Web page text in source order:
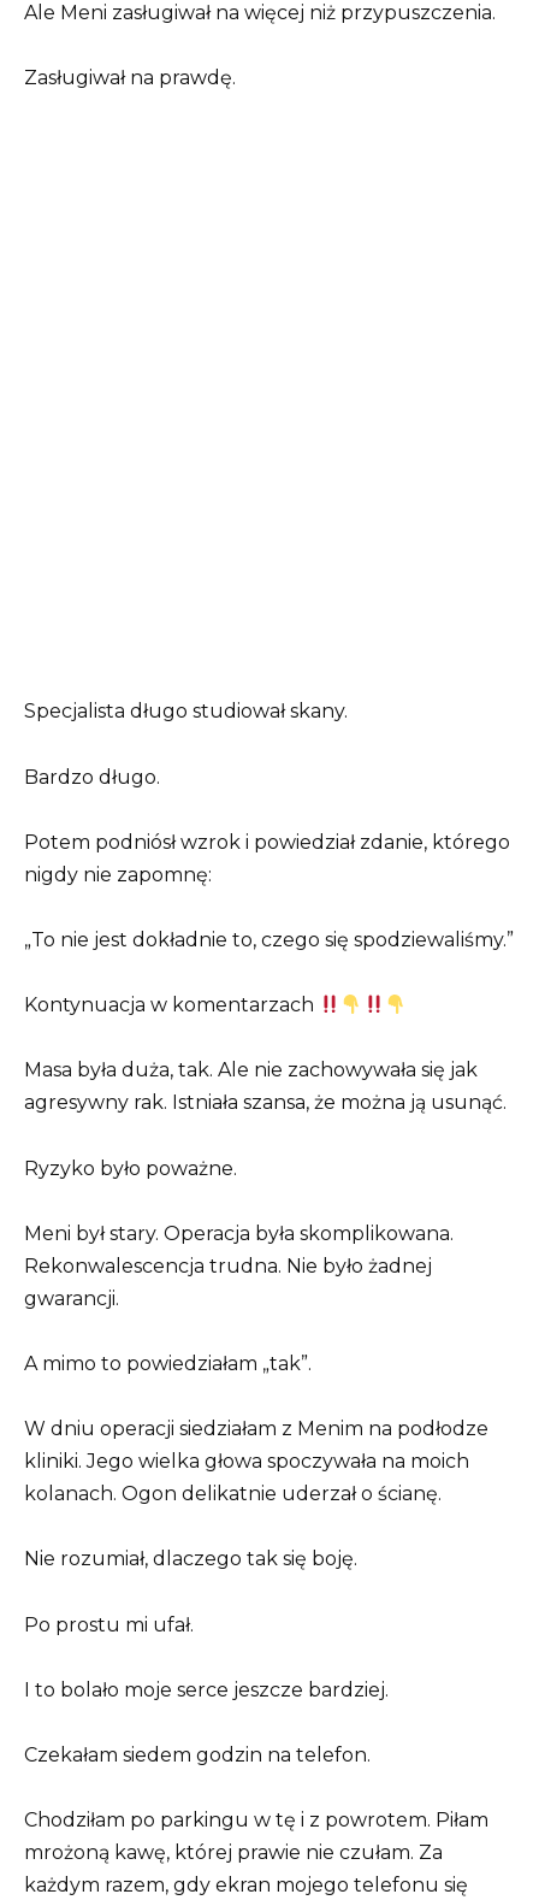
Ale Meni zasługiwał na więcej niż przypuszczenia.
Zasługiwał na prawdę.
Specjalista długo studiował skany.
Bardzo długo.
Potem podniósł wzrok i powiedział zdanie, którego
nigdy nie zapomnę:
„To nie jest dokładnie to, czego się spodziewaliśmy.”
Kontynuacja w komentarzach
Masa była duża, tak. Ale nie zachowywała się jak
agresywny rak. Istniała szansa, że można ją usunąć.
Ryzyko było poważne.
Meni był stary. Operacja była skomplikowana.
Rekonwalescencja trudna. Nie było żadnej
gwarancji.
A mimo to powiedziałam „tak”.
W dniu operacji siedziałam z Menim na podłodze
kliniki. Jego wielka głowa spoczywała na moich
kolanach. Ogon delikatnie uderzał o ścianę.
Nie rozumiał, dlaczego tak się boję.
Po prostu mi ufał.
I to bolało moje serce jeszcze bardziej.
Czekałam siedem godzin na telefon.
Chodziłam po parkingu w tę i z powrotem. Piłam
mrożoną kawę, której prawie nie czułam. Za
każdym razem, gdy ekran mojego telefonu się